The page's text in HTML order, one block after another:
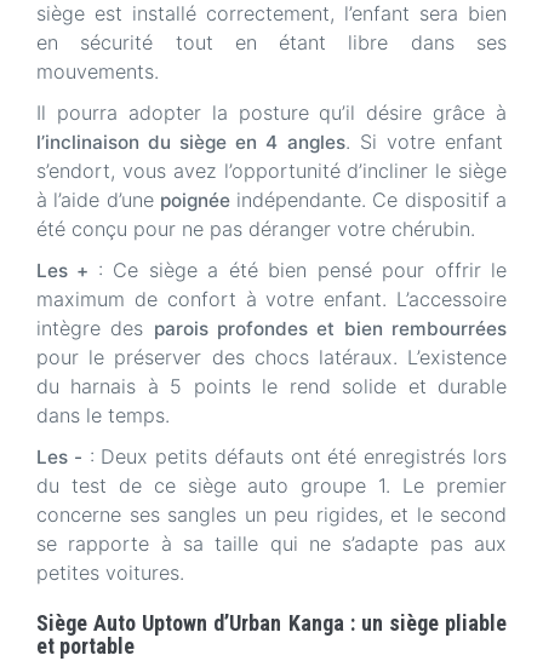
siège est installé correctement, l’enfant sera bien
en sécurité tout en étant libre dans ses
mouvements.
Il pourra adopter la posture qu’il désire grâce à
l’inclinaison du siège en 4 angles. Si votre enfant
s’endort, vous avez l’opportunité d’incliner le siège
à l’aide d’une poignéeindépendante. Ce dispositif a
été conçu pour ne pas déranger votre chérubin.
Les + : Ce siège a été bien pensé pour offrir le
maximum de confort à votre enfant. L’accessoire
intègre des parois profondes et bien rembourrées
pour le préserver des chocs latéraux. L’existence
du harnais à 5 points le rend solide et durable
dans le temps.
Les - : Deux petits défauts ont été enregistrés lors
du test de ce siège auto groupe 1. Le premier
concerne ses sangles un peu rigides, et le second
se rapporte à sa taille qui ne s’adapte pas aux
petites voitures.
Siège Auto Uptown d’Urban Kanga : un siège pliable
et portable